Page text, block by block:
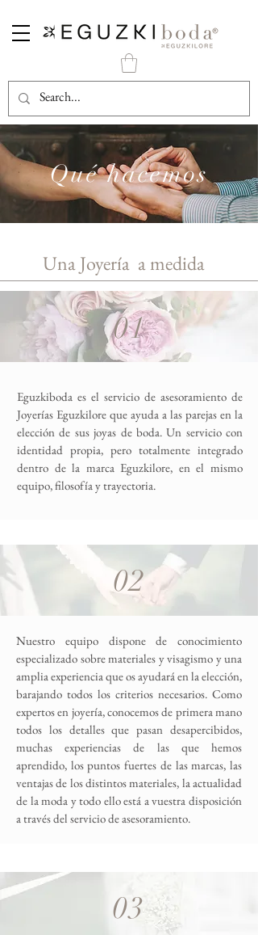
Qué hacemos
Una Joyería a medida
01
Eguzkiboda es el servicio de asesoramiento de
Joyerías Eguzkilore que ayuda a las parejas en la
elección de sus joyas de boda. Un servicio con
identidad propia, pero totalmente integrado
dentro de la marca Eguzkilore, en el mismo
equipo, filosofía y trayectoria.
02
Nuestro equipo dispone de conocimiento
especializado sobre materiales y visagismo y una
amplia experiencia que os ayudará en la elección,
barajando todos los criterios necesarios. Como
expertos en joyería, conocemos de primera mano
todos los detalles que pasan desapercibidos,
muchas experiencias de las que hemos
aprendido, los puntos fuertes de las marcas, las
ventajas de los distintos materiales, la actualidad
de la moda y todo ello está a vuestra disposición
a través del servicio de asesoramiento.
03